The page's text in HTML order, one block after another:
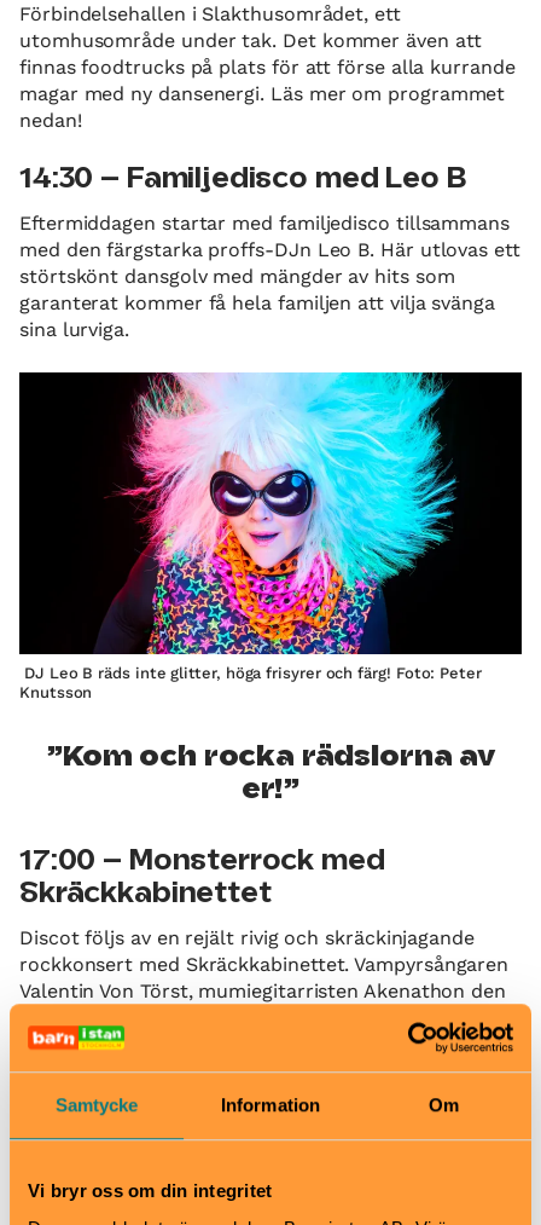
Samtycke Information Om
Vi bryr oss om din integritet
Förbindelsehallen i Slakthusområdet, ett
utomhusområde under tak. Det kommer även att
finnas foodtrucks på plats för att förse alla kurrande
magar med ny dansenergi. Läs mer om programmet
nedan!
14:30 – Familjedisco med Leo B
Eftermiddagen startar med familjedisco tillsammans
med den färgstarka proffs-DJn Leo B. Här utlovas ett
störtskönt dansgolv med mängder av hits som
garanterat kommer få hela familjen att vilja svänga
sina lurviga.
DJ Leo B räds inte glitter, höga frisyrer och färg! Foto: Peter
Knutsson
Kom och rocka rädslorna av
er!
17:00 – Monsterrock med
Skräckkabinettet
Discot följs av en rejält rivig och skräckinjagande
rockkonsert med Skräckkabinettet. Vampyrsångaren
Valentin Von Törst, mumiegitarristen Akenathon den
monstertrummisen Grym bjuder på monsterrock
som får oss att ifrågasätta och övervinna våra
rädslor. En rakt igenom rysligt läskig
Ladda upp inför konserten med